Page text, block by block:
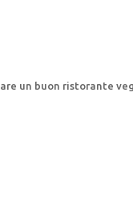
un buon ristorante